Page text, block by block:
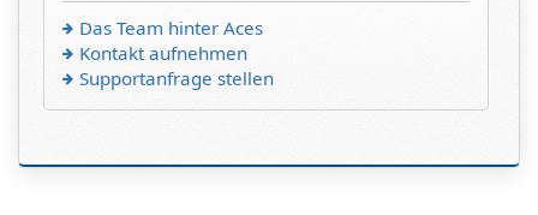
Das Team hinter Aces
Kontakt aufnehmen
Supportanfrage stellen